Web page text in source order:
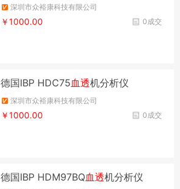
深圳市众裕康科技有限公司
0成交
￥1000.00
德国IBP HDC75血透机分析仪
深圳市众裕康科技有限公司
0成交
￥1000.00
德国IBP HDM97BQ血透机分析仪